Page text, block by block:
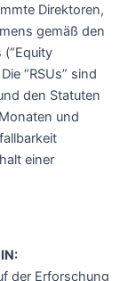
Direktoren,
gemäß den
“RSUs” sind
den Statuten
und
einer
der Erforschung